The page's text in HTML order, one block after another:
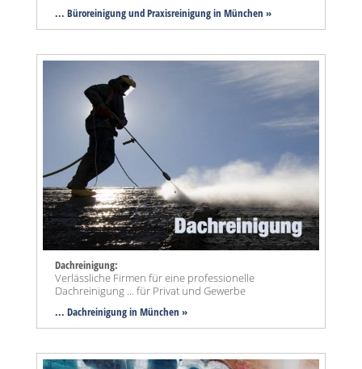
... Büroreinigung und Praxisreinigung in München »
Dachreinigung:
Verlässliche Firmen für eine professionelle
Dachreinigung ... für Privat und Gewerbe
... Dachreinigung in München »